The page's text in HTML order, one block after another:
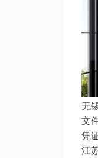
无
文
凭
江